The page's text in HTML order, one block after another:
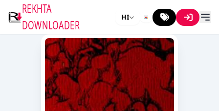
REKHTA
DOWNLOADER
HI